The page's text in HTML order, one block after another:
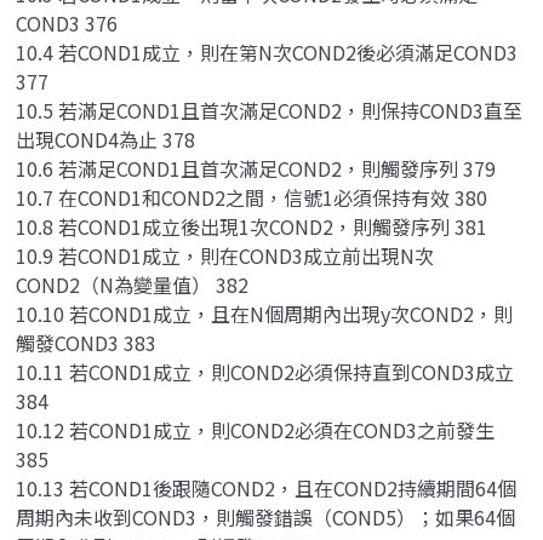
COND3 376
10.4 若COND1成立，則在第N次COND2後必須滿足COND3
377
10.5 若滿足COND1且首次滿足COND2，則保持COND3直至
出現COND4為止 378
10.6 若滿足COND1且首次滿足COND2，則觸發序列 379
10.7 在COND1和COND2之間，信號1必須保持有效 380
10.8 若COND1成立後出現1次COND2，則觸發序列 381
10.9 若COND1成立，則在COND3成立前出現N次
COND2（N為變量值） 382
10.10 若COND1成立，且在N個周期內出現y次COND2，則
觸發COND3 383
10.11 若COND1成立，則COND2必須保持直到COND3成立
384
10.12 若COND1成立，則COND2必須在COND3之前發生
385
10.13 若COND1後跟隨COND2，且在COND2持續期間64個
周期內未收到COND3，則觸發錯誤（COND5）；如果64個